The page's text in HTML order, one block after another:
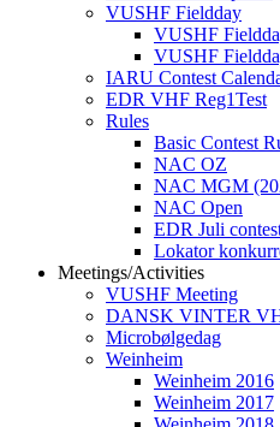
VUSHF Fieldday
VUSHF
VUSHF
IARU Contest
EDR VHF Reg1Test
Rules
Basic Contest
NAC OZ
NAC MGM
NAC Open
EDR Juli
Lokator
Meetings/Activities
VUSHF Meeting
DANSK VINTER
Microbølgedag
Weinheim
Weinheim 2016
Weinheim 2017